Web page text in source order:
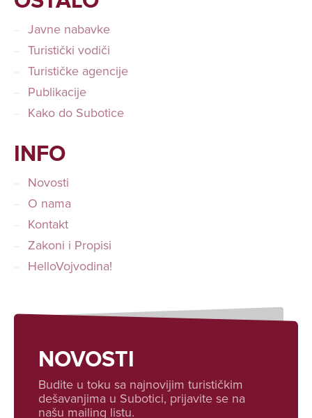
Javne nabavke
Turistički vodiči
Turističke agencije
Publikacije
Kako do Subotice
INFO
Novosti
O nama
Kontakt
Zakoni i Propisi
HelloVojvodina!
NOVOSTI
Budite u toku sa najnovijim turističkim
dešavanjima u Subotici, prijavite se na
našu mailing listu.